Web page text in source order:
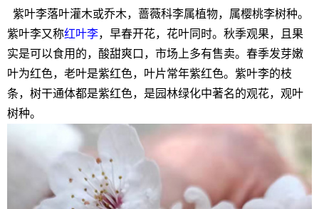
紫叶李落叶灌木或乔木，蔷薇科李属植物，属樱桃李树种。
紫叶李又称红叶李，早春开花，花叶同时。秋季观果，且果
实是可以食用的，酸甜爽口，市场上多有售卖。春季发芽嫩
叶为红色，老叶是紫红色，叶片常年紫红色。紫叶李的枝
条，树干通体都是紫红色，是园林绿化中著名的观花，观叶
树种。